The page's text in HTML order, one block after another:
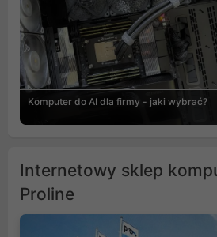
Komputer do AI dla firmy - jaki wybrać?
Internetowy sklep
Proline